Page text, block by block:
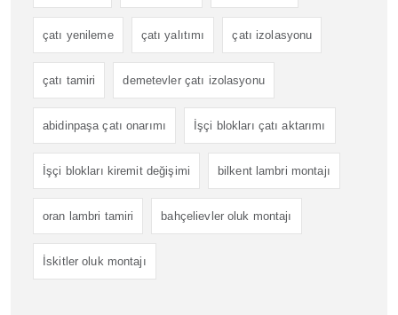
çatı yenileme çatı yalıtımı çatı izolasyonu
çatı tamiri demetevler çatı izolasyonu
abidinpaşa çatı onarımı İşçi blokları çatı aktarımı
İşçi blokları kiremit değişimi bilkent lambri montajı
oran lambri tamiri bahçelievler oluk montajı
İskitler oluk montajı